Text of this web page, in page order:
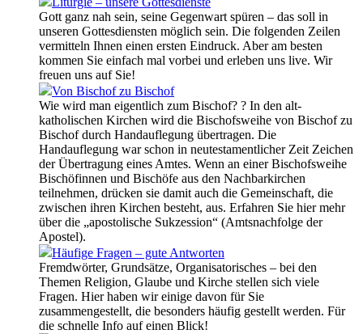
Gott ganz nah sein, seine Gegenwart spüren – das soll in
unseren Gottesdiensten möglich sein. Die folgenden Zeilen
vermitteln Ihnen einen ersten Eindruck. Aber am besten
kommen Sie einfach mal vorbei und erleben uns live. Wir
freuen uns auf Sie!
Von Bischof zu Bischof
Wie wird man eigentlich zum Bischof? ? In den alt-
katholischen Kirchen wird die Bischofsweihe von Bischof zu
Bischof durch Handauflegung übertragen. Die
Handauflegung war schon in neutestamentlicher Zeit Zeichen
der Übertragung eines Amtes. Wenn an einer Bischofsweihe
Bischöfinnen und Bischöfe aus den Nachbarkirchen
teilnehmen, drücken sie damit auch die Gemeinschaft, die
zwischen ihren Kirchen besteht, aus. Erfahren Sie hier mehr
über die „apostolische Sukzession“ (Amtsnachfolge der
Apostel).
Häufige Fragen – gute Antworten
Fremdwörter, Grundsätze, Organisatorisches – bei den
Themen Religion, Glaube und Kirche stellen sich viele
Fragen. Hier haben wir einige davon für Sie
zusammengestellt, die besonders häufig gestellt werden. Für
die schnelle Info auf einen Blick!